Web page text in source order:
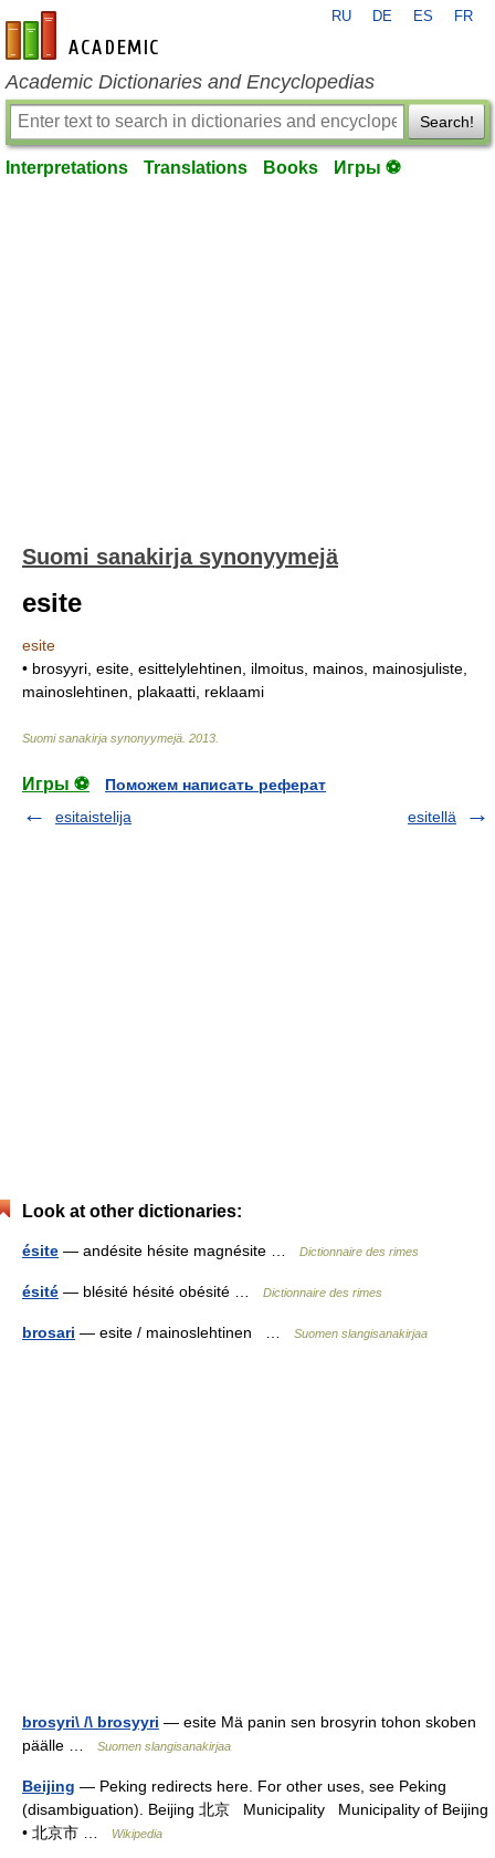
en-academic.com
RU DE ES FR
Academic Dictionaries and Encyclopedias
Search!
Interpretations Translations Books Игры ⚽
Suomi sanakirja synonyymejä
esite
esite
• brosyyri, esite, esittelylehtinen, ilmoitus, mainos, mainosjuliste,
mainoslehtinen, plakaatti, reklaami
Suomi sanakirja synonyymejä 2013
Игры ⚽
Поможем написать реферат
esitaistelija
esitellä
Look at other dictionaries:
ésite — andésite hésite magnésite … Dictionnaire des rimes
ésité — blésité hésité obésité … Dictionnaire des rimes
brosari — esite / mainoslehtinen … Suomen slangisanakirjaa
brosyri\ /\ brosyyri — esite Mä panin sen brosyrin tohon skoben
päälle …
Suomen slangisanakirjaa
Beijing — Peking redirects here. For other uses, see Peking
(disambiguation). Beijing 北京 Municipality Municipality of Beijing
• 北京市 …
Wikipedia